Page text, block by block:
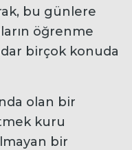
bu günlere
öğrenme
birçok konuda
olan bir
kuru
bir